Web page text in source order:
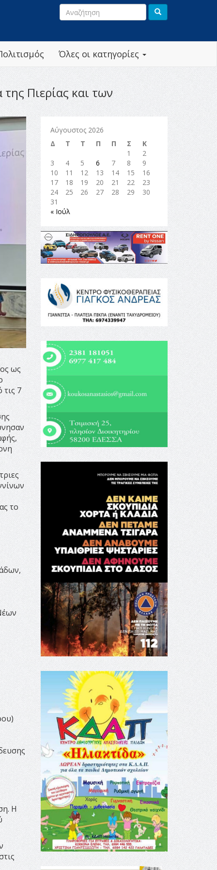
Όλες οι κατηγορίες
Πιερίας και των
ως
τις 7
το
Η
Αύγουστος 2026
Δ
Τ Τ Π Π Σ
Κ
1
2
3
4 5 6 7 8
9
10
11 12 13 14 15
16
17
18 19 20 21 22
23
24
25 26 27 28 29
30
31
« Ιούλ